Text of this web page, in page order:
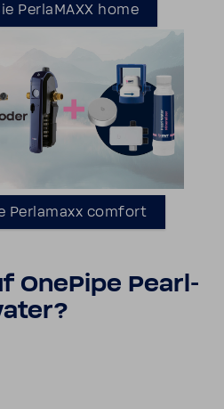
Perla­MAXX home
Perla­maxx comfort
OnePipe Pearl­